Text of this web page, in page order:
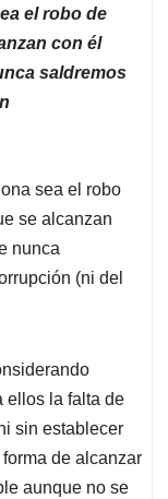
el robo de
con él
saldremos
n
sea el robo
se alcanzan
nunca
(ni del
ellos la falta de
sin establecer
de alcanzar
aunque no se